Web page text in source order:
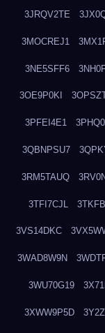
3JRQV2TE
3MOCREJ1
3NE5SFF6
3OE9P0KI
3PFEI4E1
3QBNPSU7
3RM5TAUQ
3TFI7CJL
3VS14DKC
3WAD8W9N
3WU70G19
3XWW9P5D